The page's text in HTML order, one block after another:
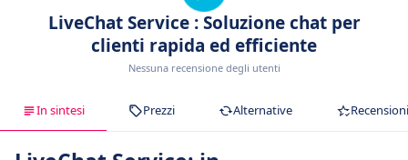
LiveChat Service : Soluzione chat per
clienti rapida ed efficiente
Nessuna recensione degli utenti
In sintesi Prezzi Alternative Recensioni